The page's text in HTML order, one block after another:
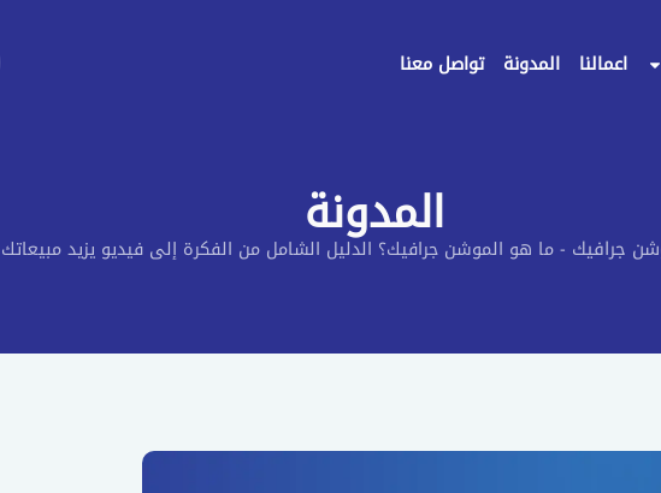
اعمالنا المدونة تواصل معنا
المدونة جرافيك -ما هو الموشن جرافيك؟ الدليل الشامل من الفكرة إلى فيديو يزيد مبيعاتك